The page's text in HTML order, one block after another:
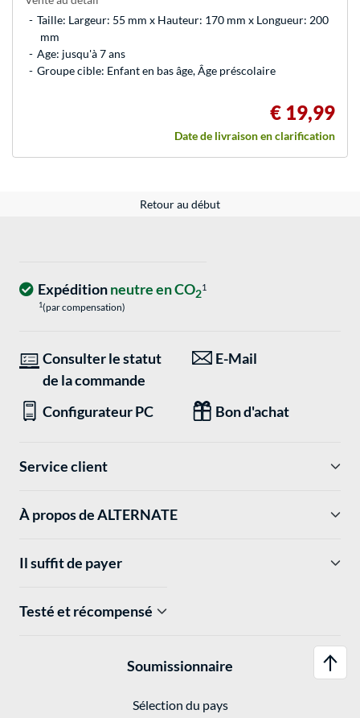
Taille: Largeur: 55 mm x Hauteur: 170 mm x Longueur: 200
mm
Age: jusqu'à 7 ans
Groupe cible: Enfant en bas âge, Âge préscolaire
€ 19,99
Date de livraison en clarification
Retour au début
Expéditionneutre en CO21
1(par compensation)
Consulter le statut
de la commande
E-Mail
Configurateur PC Bon d'achat
Service client
À propos de ALTERNATE
Il suffit de payer
Testé et récompensé
Soumissionnaire
Sélection du pays